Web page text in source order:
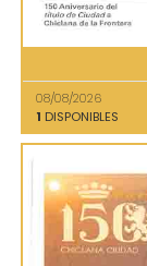
08/08/2026
1 DISPONIBLES